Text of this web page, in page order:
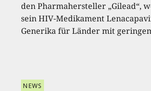
den Pharmahersteller „Gilead“,
sein HIV-Medikament
Generika für Länder mit
NEWS